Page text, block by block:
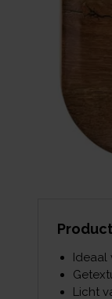
Ideaal
Licht